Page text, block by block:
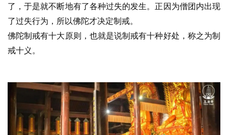
了，于是就不断地有了各种过失的发生。正因为僧团内出现
了过失行为，所以佛陀才决定制戒。
佛陀制戒有十大原则，也就是说制戒有十种好处，称之为制
戒十义。